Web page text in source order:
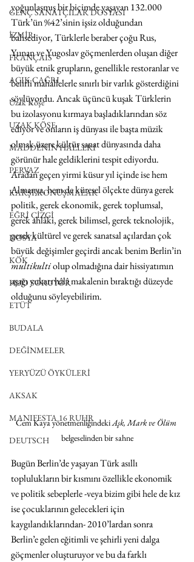
GENÇ SANATÇILAR DOSYASI
İZMİR
FRANÇAIS
AÇIK ÇAĞRI
Uzak Köşe
UZAK KÖŞE
MADDENİN HALLERİ
PERVAZ
KARŞI-KONUŞMALAR
EĞRİ ÇİZGİ
DOSYA
KÖK
HUO SORUYOR
ETÜT
BUDALA
DEĞİNMELER
YERYÜZÜ ÖYKÜLERİ
AKSAK
MANIFESTA 16 RUHR
DEUTSCH
yoğunlaşmış bir biçimde yaşayan 132.000
Türk’ün %42’sinin işsiz olduğundan
bahsediyor, Türklerle beraber çoğu Rus,
Yunan ve Yugoslav göçmenlerden oluşan diğer
büyük etnik grupların, genellikle restoranlar ve
belirli mahallelerle sınırlı bir varlık gösterdiğini
söylüyordu. Ancak üçüncü kuşak Türklerin
bu izolasyonu kırmaya başladıklarından söz
ediyor ve onların iş dünyası ile başta müzik
olmak üzere kültür sanat dünyasında daha
görünür hale geldiklerini tespit ediyordu.
Aradan geçen yirmi küsur yıl içinde ise hem
Almanya, hem de küresel ölçekte dünya gerek
politik, gerek ekonomik, gerek toplumsal,
gerek ahlâki, gerek bilimsel, gerek teknolojik,
gerek kültürel ve gerek sanatsal açılardan çok
büyük değişimler geçirdi ancak benim Berlin’in
multikulti olup olmadığına dair hissiyatımın
aşağı yukarı hâlâ makalenin bıraktığı düzeyde
olduğunu söyleyebilirim.
Cem Kaya yönetmenliğindeki Aşk, Mark ve Ölüm
belgeselinden bir sahne
Bugün Berlin’de yaşayan Türk asıllı
toplulukların bir kısmını özellikle ekonomik
ve politik sebeplerle -veya bizim gibi hele de kız
ise çocuklarının gelecekleri için
kaygılandıklarından- 2010’lardan sonra
Berlin’e gelen eğitimli ve şehirli yeni dalga
göçmenler oluşturuyor ve bu da farklı